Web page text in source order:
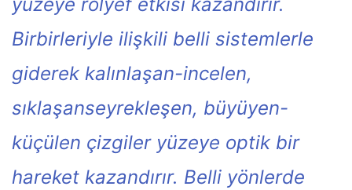
Birbirleriyle ilişkili belli sistemlerle
giderek kalınlaşan-incelen,
sıklaşanseyrekleşen, büyüyen-
küçülen çizgiler yüzeye optik bir
hareket kazandırır. Belli yönlerde